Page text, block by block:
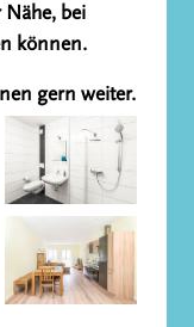
Nähe, bei
können.
gern weiter.